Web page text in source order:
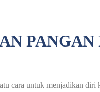
cara untuk menjadikan